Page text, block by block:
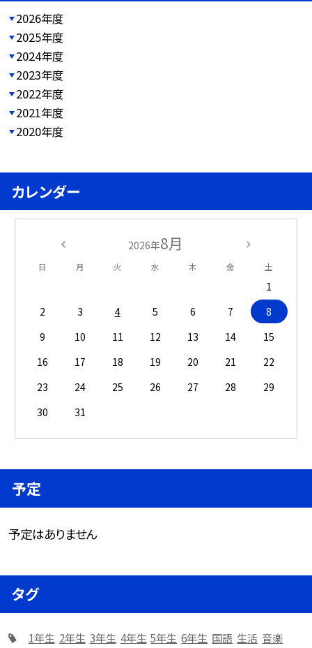
2026年度
2025年度
2024年度
2023年度
2022年度
2021年度
2020年度
カレンダー
2026年8月
日 月 火 水 木 金 土
1
2
3 4 5 6 7
8
9
10 11 12 13 14
15
16
17 18 19 20 21
22
23
24 25 26 27 28
29
30
31
予定
予定はありません
タグ
1年生 2年生 3年生 4年生 5年生 6年生 国語 生活 音楽